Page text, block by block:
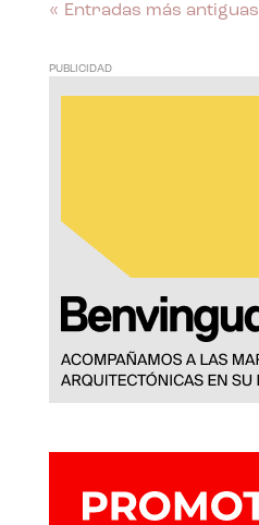
« Entradas más antiguas
PUBLICIDAD